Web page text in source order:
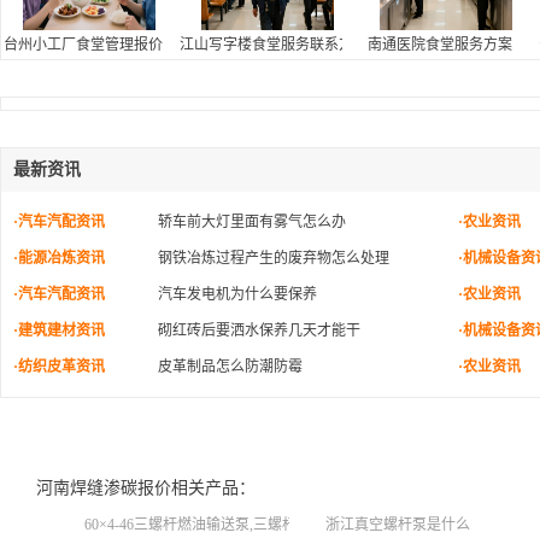
台州小工厂食堂管理报价 江山写字楼食堂服务联系方式 南通医院食堂服务方案
最新资讯
·汽车汽配资讯 轿车前大灯里面有雾气怎么办 ·农业资讯
·能源冶炼资讯 钢铁冶炼过程产生的废弃物怎么处理 ·机械设备资
·汽车汽配资讯 汽车发电机为什么要保养 ·农业资讯
·建筑建材资讯 砌红砖后要洒水保养几天才能干 ·机械设备资
·纺织皮革资讯 皮革制品怎么防潮防霉 ·农业资讯
河南焊缝渗碳报价相关产品：
60×4-46三螺杆燃油输送泵,三螺杆锅炉点火泵维护浙江真空螺杆泵是什么